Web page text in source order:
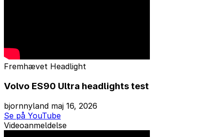
Fremhævet Headlight
Volvo ES90 Ultra headlights test
bjornnyland maj 16, 2026
Se på YouTube
Videoanmeldelse